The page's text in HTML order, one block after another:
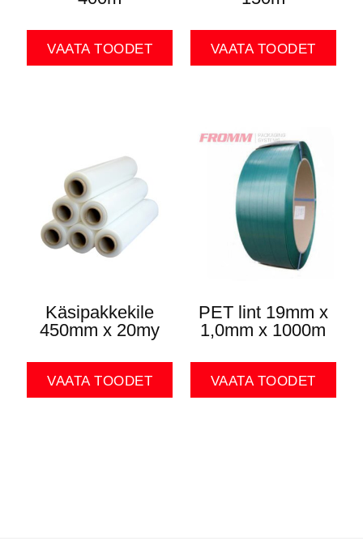
VAATA TOODET VAATA TOODET
Käsipakkekile
450mm x 20my
VAATA TOODET
PET lint 19mm x
1,0mm x 1000m
VAATA TOODET